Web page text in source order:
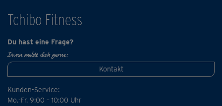
Tchibo Fitness
Du hast eine Frage?
Dann melde dich gerne:
Kontakt
Kunden-Service:
Mo.-Fr. 9:00 – 10:00 Uhr